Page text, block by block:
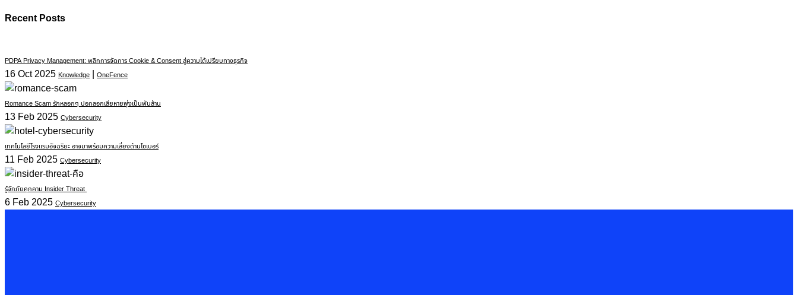
Recent Posts
PDPA Privacy Management: พลิกการจัดการ Cookie & Consent สู่ความได้เปรียบทางธุรกิจ
16 Oct 2025 Knowledge | OneFence
Romance Scam รักหลอกๆ ปอกลอกเสียหายพุ่งเป็นพันล้าน
13 Feb 2025 Cybersecurity
เทคโนโลยีโรงแรมอัจฉริยะ อาจมาพร้อมความเสี่ยงด้านไซเบอร์
11 Feb 2025 Cybersecurity
รู้จักภัยคุกคาม Insider Threat
6 Feb 2025 Cybersecurity